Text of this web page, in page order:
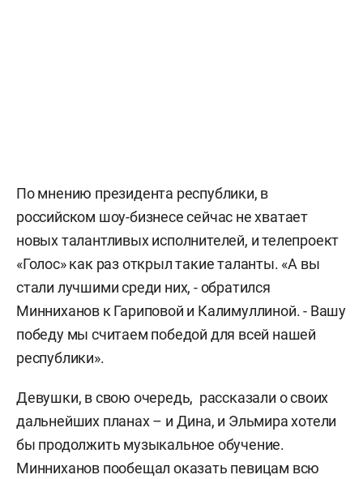
По мнению президента республики, в
российском шоу-бизнесе сейчас не хватает
новых талантливых исполнителей, и телепроект
«Голос» как раз открыл такие таланты. «А вы
стали лучшими среди них, - обратился
Минниханов к Гариповой и Калимуллиной. - Вашу
победу мы считаем победой для всей нашей
республики».
Девушки, в свою очередь, рассказали о своих
дальнейших планах – и Дина, и Эльмира хотели
бы продолжить музыкальное обучение.
Минниханов пообещал оказать певицам всю